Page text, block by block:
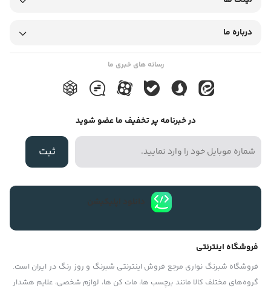
درباره ما
رسانه های خبری ما
در خبرنامه پر تخفیف ما عضو شوید
ثبت
فروشگاه اینترنتی
فروشگاه شبرنگ نواری مرجع فروش اینترنتی شبرنگ و روز رنگ در ایران است.
گروه‏‏‌های مختلف کالا مانند برچسب ها، مات کن ها، لوازم شخصی، علایم هشدار